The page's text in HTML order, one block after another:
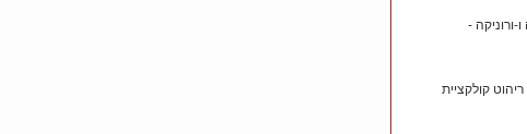
ורוניקה -
קולקציית